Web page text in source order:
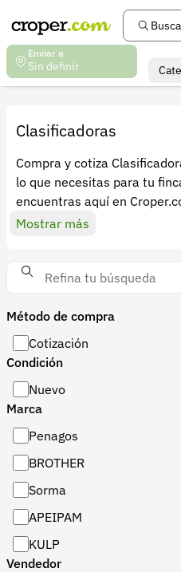
Enviar a
Sin definir
Clasificadoras
Compra y cotiza Clasificadoras.
lo que necesitas para tu
encuentras aquí en
Mostrar más
Método de compra
Cotización
Condición
Nuevo
Marca
Penagos
BROTHER
Sorma
APEIPAM
KULP
Vendedor